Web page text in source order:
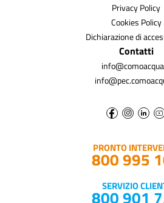
Privacy Policy
Cookies Policy
Dichiarazione di
Contatti
PRONTO
800 995
SERVIZIO
800 901